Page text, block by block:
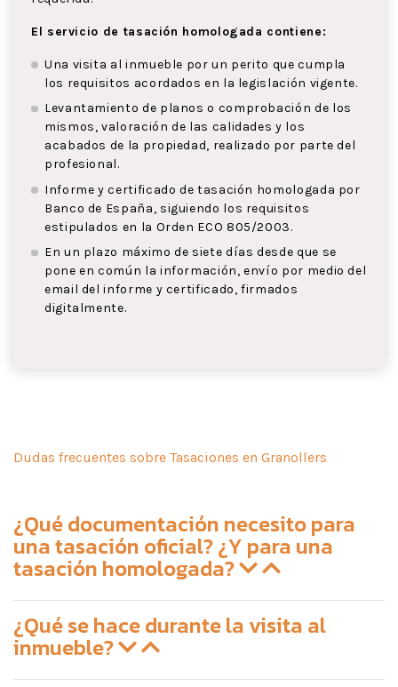
El servicio de tasación homologada contiene:
Una visita al inmueble por un perito que cumpla
los requisitos acordados en la legislación vigente.
Levantamiento de planos o comprobación de los
mismos, valoración de las calidades y los
acabados de la propiedad, realizado por parte del
profesional.
Informe y certificado de tasación homologada por
Banco de España, siguiendo los requisitos
estipulados en la Orden ECO 805/2003.
En un plazo máximo de siete días desde que se
pone en común la información, envío por medio del
email del informe y certificado, firmados
digitalmente.
Dudas frecuentes sobre Tasaciones en Granollers
¿Qué documentación necesito para
una tasación oficial? ¿Y para una
tasación homologada?
¿Qué se hace durante la visita al
inmueble?